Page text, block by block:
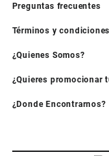
Preguntas frecuentes
Términos y condiciones
¿Quienes Somos?
¿Quieres promocionar
¿Donde Encontrarnos?